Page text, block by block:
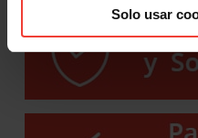
Solo usar